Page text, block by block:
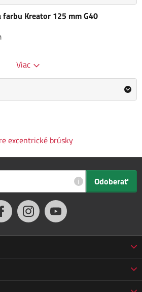
Kreator 125 mm G40
125 mm
Suchý zips
1.0 x 14.0 x 17.0 cm
preložený automaticky, vyhradzujeme si
Viac
excentrické brúsky
i Odoberať